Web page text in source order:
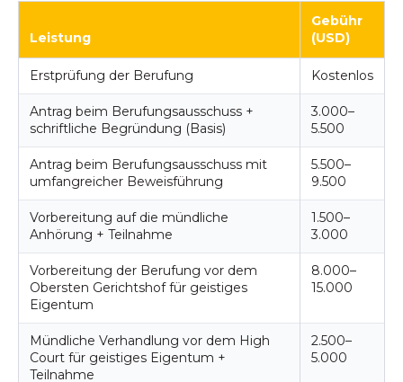
Leistung
Gebühr
(USD)
Erstprüfung der Berufung Kostenlos
Antrag beim Berufungsausschuss +
schriftliche Begründung (Basis)
3.000–
5.500
Antrag beim Berufungsausschuss mit
umfangreicher Beweisführung
5.500–
9.500
Vorbereitung auf die mündliche
Anhörung + Teilnahme
1.500–
3.000
Vorbereitung der Berufung vor dem
Obersten Gerichtshof für geistiges
Eigentum
8.000–
15.000
Mündliche Verhandlung vor dem High
Court für geistiges Eigentum +
Teilnahme
2.500–
5.000